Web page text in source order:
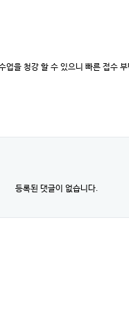
업을 청강 할 수 있으니 빠른 접수
등록된 댓글이 없습니다.